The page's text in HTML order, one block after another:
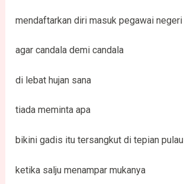
mendaftarkan diri masuk pegawai negeri
agar candala demi candala
di lebat hujan sana
tiada meminta apa
bikini gadis itu tersangkut di tepian pulau
ketika salju menampar mukanya